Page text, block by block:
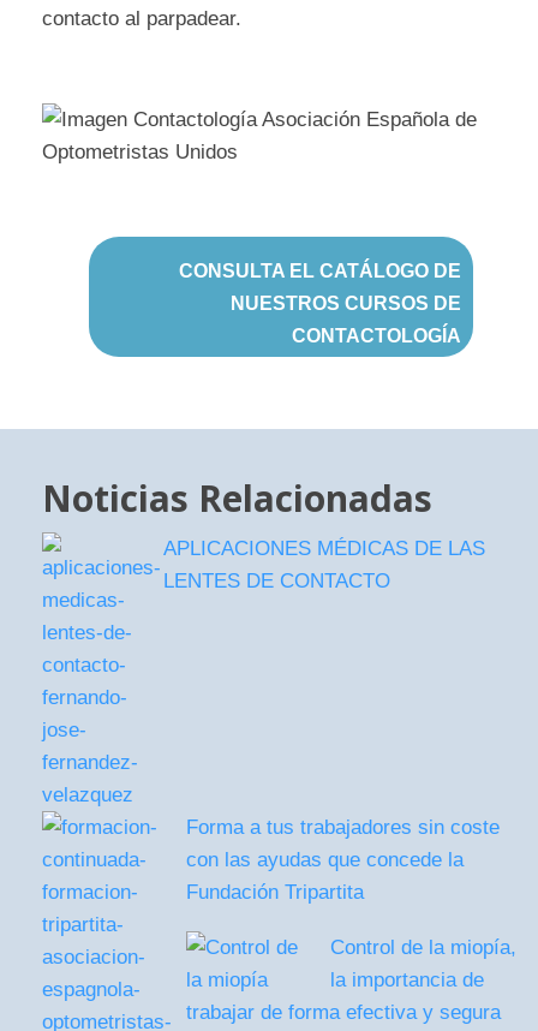
contacto al parpadear.
CONSULTA EL CATÁLOGO DE
NUESTROS CURSOS DE
CONTACTOLOGÍA
Noticias Relacionadas
APLICACIONES MÉDICAS DE LAS
LENTES DE CONTACTO
Forma a tus trabajadores sin coste
con las ayudas que concede la
Fundación Tripartita
Control de la miopía,
la importancia de
trabajar de forma efectiva y segura